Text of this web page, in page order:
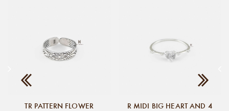
TR PATTERN FLOWER
R MIDI BIG HEART AND 4